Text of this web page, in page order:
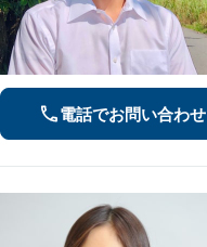
電話でお問い合わせ